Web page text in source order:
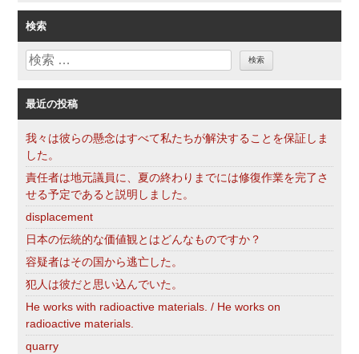
ゴ
リ
ー
検索
検
最近の投稿
我々は彼らの懸念はすべて私たちが解決することを保証しま
した。
責任者は地元議員に、夏の終わりまでには修復作業を完了さ
せる予定であると説明しました。
displacement
日本の伝統的な価値観とはどんなものですか？
容疑者はその国から逃亡した。
犯人は彼だと思い込んでいた。
He works with radioactive materials. / He works on
radioactive materials.
quarry